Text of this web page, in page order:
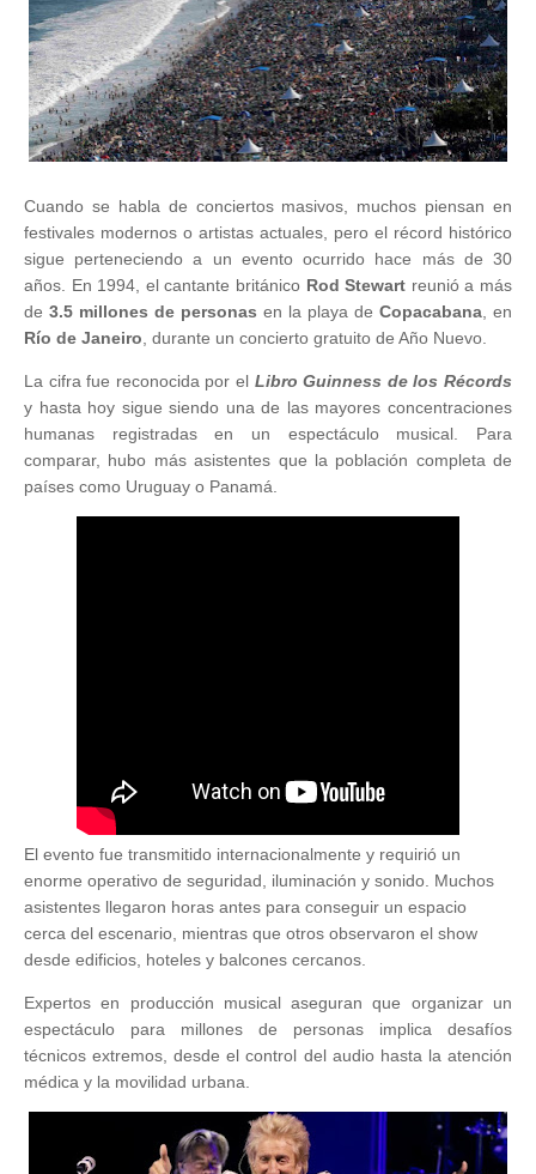
Cuando se habla de conciertos masivos, muchos piensan en
festivales modernos o artistas actuales, pero el récord histórico
sigue perteneciendo a un evento ocurrido hace más de 30
años. En 1994, el cantante británico Rod Stewart reunió a más
de 3.5 millones de personas en la playa de Copacabana, en
Río de Janeiro, durante un concierto gratuito de Año Nuevo.
La cifra fue reconocida por el Libro Guinness de los Récords
y hasta hoy sigue siendo una de las mayores concentraciones
humanas registradas en un espectáculo musical. Para
comparar, hubo más asistentes que la población completa de
países como Uruguay o Panamá.
El evento fue transmitido internacionalmente y requirió un
enorme operativo de seguridad, iluminación y sonido. Muchos
asistentes llegaron horas antes para conseguir un espacio
cerca del escenario, mientras que otros observaron el show
desde edificios, hoteles y balcones cercanos.
Expertos en producción musical aseguran que organizar un
espectáculo para millones de personas implica desafíos
técnicos extremos, desde el control del audio hasta la atención
médica y la movilidad urbana.